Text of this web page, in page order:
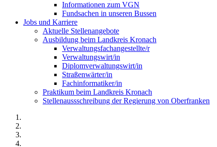
Informationen zum VGN
Fundsachen in unseren Bussen
Jobs und Karriere
Aktuelle Stellenangebote
Ausbildung beim Landkreis Kronach
Verwaltungsfachangestellte/r
Verwaltungswirt/in
Diplomverwaltungswirt/in
Straßenwärter/in
Fachinformatiker/in
Praktikum beim Landkreis Kronach
Stellenaussschreibung der Regierung von Oberfranken